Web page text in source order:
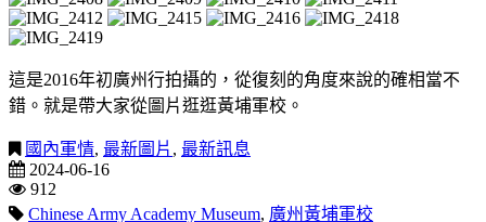
這是2016年初廣州行拍攝的，從復刻的角度來說的確相當不
錯。就是帶大家從圖片逛逛黃埔軍校。
國內軍情, 最新圖片 , 最新訊息
2024-06-16
912
Chinese Army Academy Museum, 廣州黃埔軍校